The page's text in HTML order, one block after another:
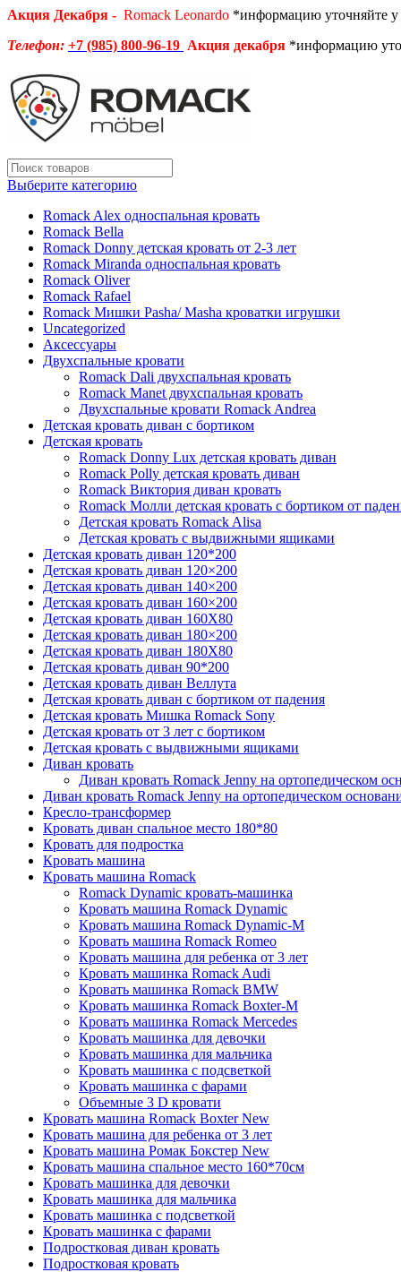
Акция Декабря - Romack Leonardo *информацию уточняйте у
Телефон: +7 (985) 800-96-19 Акция декабря *информацию
Выберите категорию
Romack Alex односпальная кровать
Romack Bella
Romack Donny детская кровать от 2-3 лет
Romack Miranda односпальная кровать
Romack Oliver
Romack Rafael
Romack Мишки Pasha/ Masha кроватки игрушки
Uncategorized
Аксессуары
Двухспальные кровати
Romack Dali двухспальная кровать
Romack Manet двухспальная кровать
Двухспальные кровати Romack Andrea
Детcкая кровать диван с бортиком
Детская кровать
Romack Donny Lux детская кровать диван
Romack Polly детская кровать диван
Romack Виктория диван кровать
Romack Молли детская кровать с бортиком от
Детская кровать Romack Alisa
Детская кровать с выдвижными ящиками
Детская кровать диван 120*200
Детская кровать диван 120×200
Детская кровать диван 140×200
Детская кровать диван 160×200
Детская кровать диван 160Х80
Детская кровать диван 180×200
Детская кровать диван 180Х80
Детская кровать диван 90*200
Детская кровать диван Веллута
Детская кровать диван с бортиком от падения
Детская кровать Мишка Romack Sony
Детская кровать от 3 лет с бортиком
Детская кровать с выдвижными ящиками
Диван кровать
Диван кровать Romack Jenny на ортопедическом
Диван кровать Romack Jenny на ортопедическом
Кресло-трансформер
Кровать диван спальное место 180*80
Кровать для подростка
Кровать машина
Кровать машина Romack
Romack Dynamic кровать-машинка
Кровать машина Romack Dynamic
Кровать машина Romack Dynamic-M
Кровать машина Romack Romeo
Кровать машина для ребенка от 3 лет
Кровать машинка Romack Audi
Кровать машинка Romack BMW
Кровать машинка Romack Boxter-M
Кровать машинка Romack Mercedes
Кровать машинка для девочки
Кровать машинка для мальчика
Кровать машинка с подсветкой
Кровать машинка с фарами
Объемные 3 D кровати
Кровать машина Romack Boxter New
Кровать машина для ребенка от 3 лет
Кровать машина Ромак Бокстер New
Кровать машина спальное место 160*70см
Кровать машинка для девочки
Кровать машинка для мальчика
Кровать машинка с подсветкой
Кровать машинка с фарами
Подростковая диван кровать
Подростковая кровать